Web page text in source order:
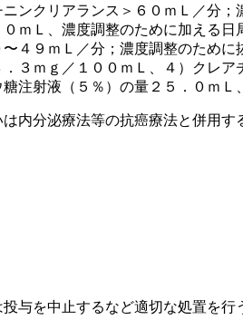
ンクリアランス＞６０ｍＬ／分
ｍＬ、濃度調整のために加える
４９ｍＬ／分；濃度調整のため
３ｍｇ／１００ｍＬ、４）クレ
射液（５％）の量２５．０ｍＬ
分泌療法等の抗癌療法と併用す
与を中止するなど適切な処置を行